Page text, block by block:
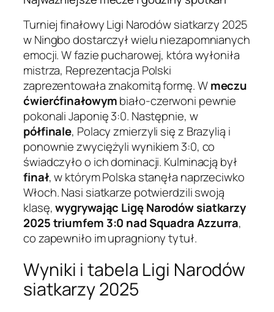
Turniej finałowy Ligi Narodów siatkarzy 2025
w Ningbo dostarczył wielu niezapomnianych
emocji. W fazie pucharowej, która wyłoniła
mistrza, Reprezentacja Polski
zaprezentowała znakomitą formę. Wmeczu
ćwierćfinałowymbiało-czerwoni pewnie
pokonali Japonię 3:0. Następnie, w
półfinale, Polacy zmierzyli się z Brazylią i
ponownie zwyciężyli wynikiem 3:0, co
świadczyło o ich dominacji. Kulminacją był
finał, w którym Polska stanęła naprzeciwko
Włoch. Nasi siatkarze potwierdzili swoją
klasę,wygrywając Ligę Narodów siatkarzy
2025 triumfem 3:0 nad Squadra Azzurra,
co zapewniło im upragniony tytuł.
Wyniki i tabela Ligi Narodów
siatkarzy 2025